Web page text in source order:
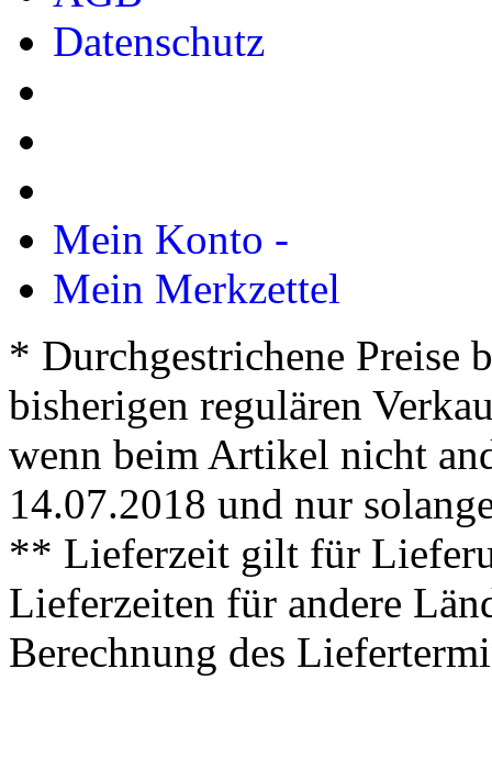
Datenschutz
Mein Konto -
Mein Merkzettel
* Durchgestrichene Preise
bisherigen regulären
wenn beim Artikel nicht
14.07.2018 und nur
** Lieferzeit gilt für
Lieferzeiten für andere
Berechnung des